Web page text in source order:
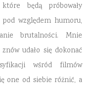
będą próbowały
względem humoru,
brutalności. Mnie
udało się dokonać
wśród filmów
one od siebie różnić, a